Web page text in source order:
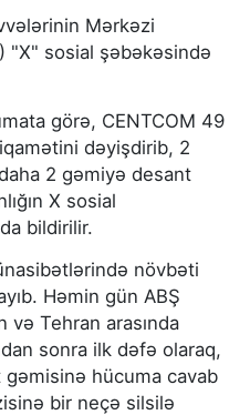
Mərkəzi
"X" sosial şəbəkəsində
görə, CENTCOM 49
dəyişdirib, 2
2 gəmiyə desant
X sosial
bildirilir.
növbəti
Həmin gün ABŞ
və Tehran arasında
sonra ilk dəfə olaraq,
gəmisinə hücuma cavab
bir neçə silsilə